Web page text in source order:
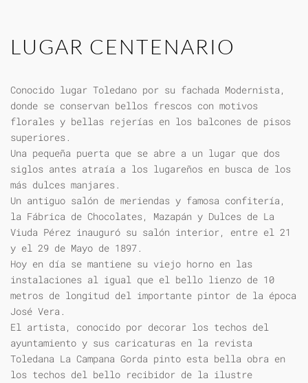
LUGAR CENTENARIO
Conocido lugar Toledano por su fachada Modernista,
donde se conservan bellos frescos con motivos
florales y bellas rejerías en los balcones de pisos
superiores.
Una pequeña puerta que se abre a un lugar que dos
siglos antes atraía a los lugareños en busca de los
más dulces manjares.
Un antiguo salón de meriendas y famosa confitería,
la Fábrica de Chocolates, Mazapán y Dulces de La
Viuda Pérez inauguró su salón interior, entre el 21
y el 29 de Mayo de 1897.
Hoy en día se mantiene su viejo horno en las
instalaciones al igual que el bello lienzo de 10
metros de longitud del importante pintor de la época
José Vera.
El artista, conocido por decorar los techos del
ayuntamiento y sus caricaturas en la revista
Toledana La Campana Gorda pinto esta bella obra en
los techos del bello recibidor de la ilustre